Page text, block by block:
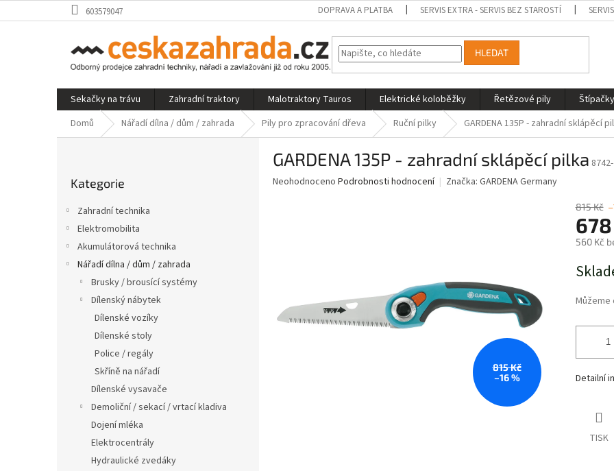
na
603579047 DOPRAVA A PLATBA SERVIS EXTRA - SERVIS BEZ STAROSTÍ
HLEDAT
Sekačky na trávu Zahradní traktory Malotraktory Tauros Elektrické koloběžky Řetězové pily
Domů
Nářadí dílna / dům / zahrada Pily pro zpracování dřeva Ruční pilky GARDENA 135P - zahradní sklápěcí
kategorie
Kategorie
Zahradní technika
Elektromobilita
Akumulátorová technika
Nářadí dílna / dům / zahrada
Brusky / brousící systémy
Dílenský nábytek
Dílenské vozíky
Dílenské stoly
Police / regály
Skříně na nářadí
Dílenské vysavače
Demoliční / sekací / vrtací kladiva
Dojení mléka
Elektrocentrály
Hydraulické zvedáky
GARDENA 135P - zahradní sklápěcí pilka
Průměrné
Neohodnoceno Podrobnosti hodnocení Značka: GARDENA Germany
815 Kč
–16 %
815 Kč
560 Kč
cena:
Detailní
TISK